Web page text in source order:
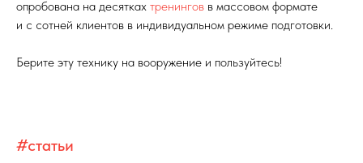
опробована на десятках тренингов в массовом формате
и с сотней клиентов в индивидуальном режиме подготовки.
Берите эту технику на вооружение и пользуйтесь!
#статьи